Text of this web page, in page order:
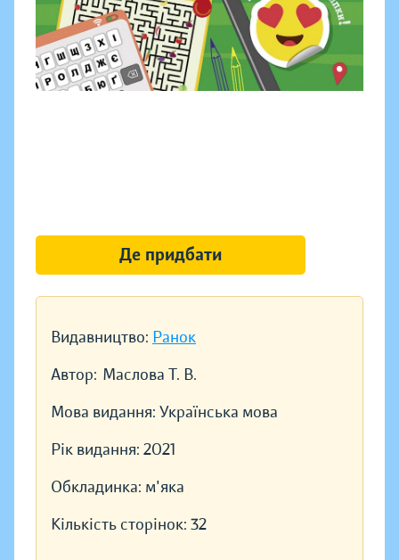
Видавництво: Ранок
Автор: Маслова Т. В.
Мова видання: Українська мова
Рік видання: 2021
Обкладинка: м'яка
Кількість сторінок: 32
Де придбати